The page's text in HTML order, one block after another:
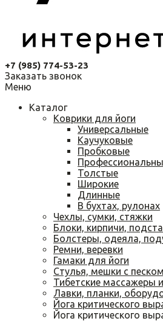
+7 (985) 774-53-23
Заказать звонок
Меню
Каталог
Коврики для йоги
Универсальные
Каучуковые
Пробковые
Толстые
Широкие
Длинные
В бухтах, рулонах
Чехлы, сумки, стяжки
Блоки, кирпичи,
Болстеры, одеяла,
Ремни, веревки
Гамаки для йоги
Cтулья, мешки с песком
Тибетские массажеры
Лавки, планки,
Йога критического
Йога критического